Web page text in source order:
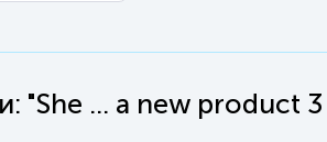
... a new product 3